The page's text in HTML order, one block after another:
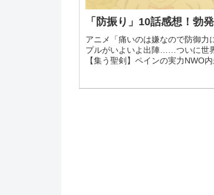
「防振り」10話感想！勃
アニメ「痛いのは嫌なので防御力
プルがいよいよ出陣……ついに世
【集う聖剣】ペインの実力NWO